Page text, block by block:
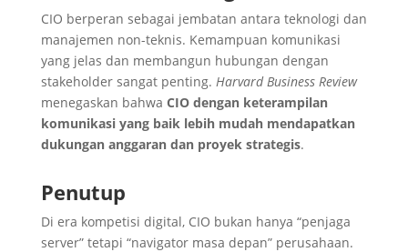
CIO berperan sebagai jembatan antara teknologi dan
manajemen non-teknis. Kemampuan komunikasi
yang jelas dan membangun hubungan dengan
stakeholder sangat penting. Harvard Business Review
menegaskan bahwa CIO dengan keterampilan
komunikasi yang baik lebih mudah mendapatkan
dukungan anggaran dan proyek strategis.
Penutup
Di era kompetisi digital, CIO bukan hanya “penjaga
server” tetapi “navigator masa depan” perusahaan.